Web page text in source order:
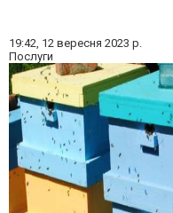
19:42, 12 вересня 2023 р.
Послуги